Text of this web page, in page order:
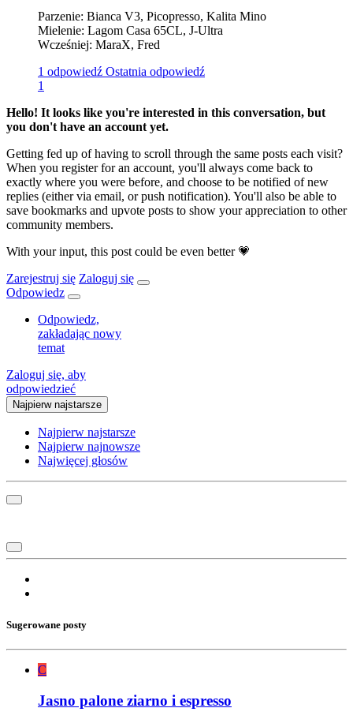
Parzenie: Bianca V3, Picopresso, Kalita Mino
Mielenie: Lagom Casa 65CL, J-Ultra
Wcześniej: MaraX, Fred
1 odpowiedź Ostatnia odpowiedź
1
Hello! It looks like you're interested in this conversation, but
you don't have an account yet.
Getting fed up of having to scroll through the same posts each visit?
When you register for an account, you'll always come back to
exactly where you were before, and choose to be notified of new
replies (either via email, or push notification). You'll also be able to
save bookmarks and upvote posts to show your appreciation to other
community members.
With your input, this post could be even better 💗
Zarejestruj się Zaloguj się
Odpowiedz
Odpowiedz,
zakładając nowy
temat
Zaloguj się, aby
odpowiedzieć
Najpierw najstarsze
Najpierw najstarsze
Najpierw najnowsze
Najwięcej głosów
Sugerowane posty
C
Jasno palone ziarno i espresso